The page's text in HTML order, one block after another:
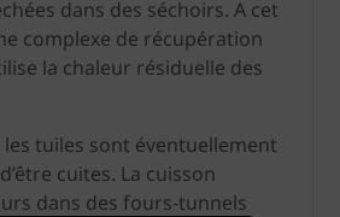
dans des séchoirs. A cet
complexe de récupération
la chaleur résiduelle des
les tuiles sont éventuellement
cuites. La cuisson
dans des fours-tunnels